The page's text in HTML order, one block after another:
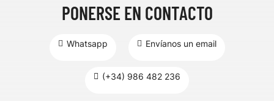
PONERSE EN CONTACTO
Whatsapp Envíanos un email
(+34) 986 482 236